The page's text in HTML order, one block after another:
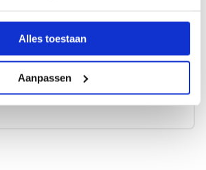
Alles toestaan
Aanpassen
gestart: wat staat er